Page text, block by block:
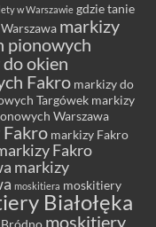
w Warszawie gdzie tanie
markizy
pionowych
okien
Fakro markizy do
Targówek markizy
Warszawa
markizy Fakro
Fakro
markizy
moskitiera moskitiery
Białołęka
moskitiery